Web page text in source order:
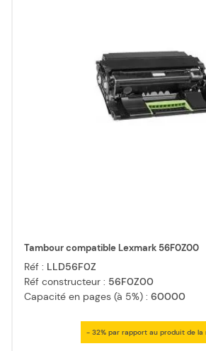
Tambour compatible Lexmark 56F0Z00
Réf : LLD56F0Z
Réf constructeur : 56F0Z00
Capacité en pages (à 5%) : 60000
- 32% par rapport au produit de la